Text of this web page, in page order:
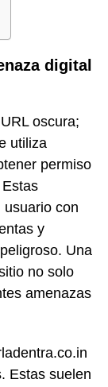
digital
oscura;
utiliza
permiso
usuario con
y
Una
no solo
amenazas
Estas suelen